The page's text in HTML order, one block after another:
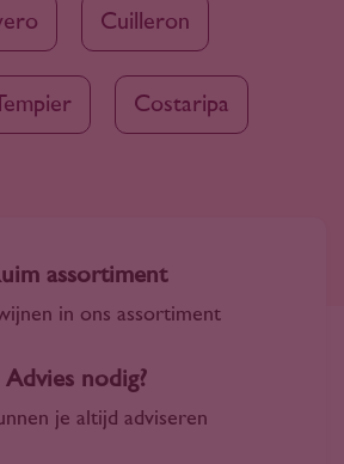
Cuilleron
Costaripa
assortiment
in ons assortiment
Advies nodig?
je altijd adviseren